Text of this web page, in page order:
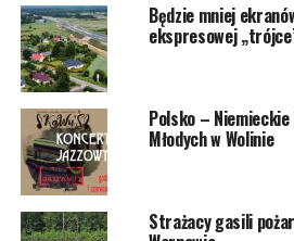
Będzie mniej
ekspresowej
Polsko –
Młodych w Wolinie
Strażacy gasili